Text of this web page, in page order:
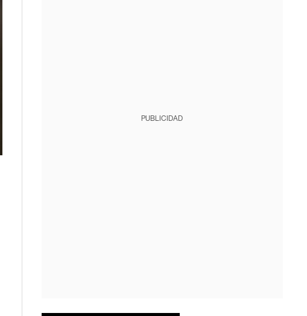
PUBLICIDAD